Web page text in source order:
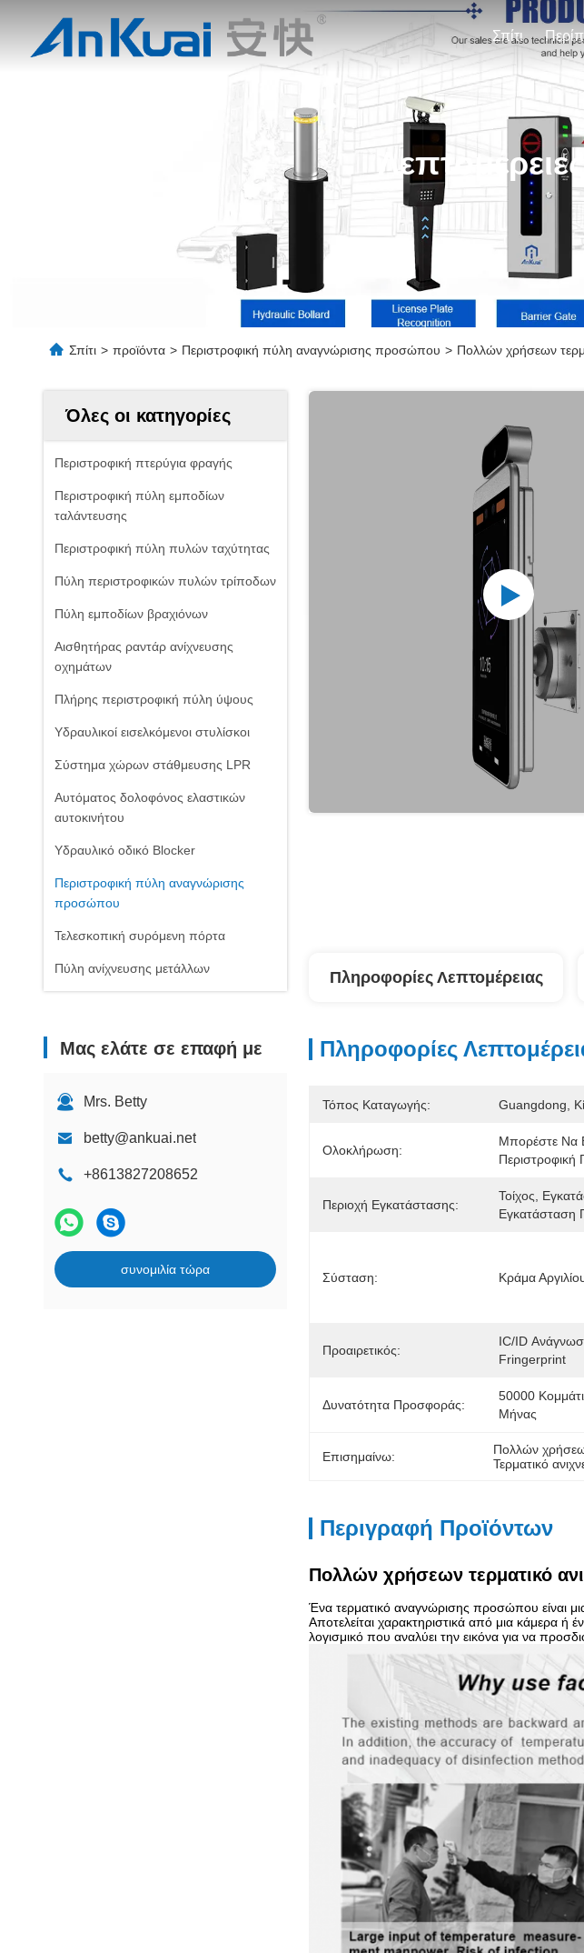
Σπίτι
Σπίτι > προϊόντα > Περιστροφική πύλη αναγνώρισης προσώπου > Πολλών χρήσεων
Όλες οι κατηγορίες
Περιστροφική πτερύγια φραγής
Περιστροφική πύλη εμποδίων
ταλάντευσης
Περιστροφική πύλη πυλών ταχύτητας
Πύλη περιστροφικών πυλών τρίποδων
Πύλη εμποδίων βραχιόνων
Αισθητήρας ραντάρ ανίχνευσης
οχημάτων
Πλήρης περιστροφική πύλη ύψους
Υδραυλικοί εισελκόμενοι στυλίσκοι
Σύστημα χώρων στάθμευσης LPR
Αυτόματος δολοφόνος ελαστικών
αυτοκινήτου
Υδραυλικό οδικό Blocker
Περιστροφική πύλη αναγνώρισης
προσώπου
Τελεσκοπική συρόμενη πόρτα
Πύλη ανίχνευσης μετάλλων
Μας ελάτε σε επαφή με
Mrs. Betty
betty@ankuai.net
+8613827208652
συνομιλία τώρα
Πληροφορίες Λεπτομέρειας
Πληροφορίες
Τόπος Καταγωγής: Guangdong,
Ολοκλήρωση:
Μπορέστε Να
Περιστροφική
Περιοχή Εγκατάστασης:
Τοίχος,
Εγκατάσταση
Σύσταση: Κράμα
Προαιρετικός:
IC/ID
Fringerprint
Δυνατότητα Προσφοράς:
50000
Μήνας
Επισημαίνω: Πολλών
Τερματικό
Περιγραφή Προϊόντων
Πολλών χρήσεων τερματικό
Ένα τερματικό αναγνώρισης προσώπου είναι
Αποτελείται χαρακτηριστικά από μια κάμερα
λογισμικό που αναλύει την εικόνα για να